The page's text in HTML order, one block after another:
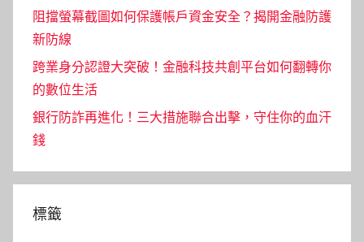
阻擋螢幕截圖如何保護帳戶資金安全？揭開金融防護
新防線
跨業身分認證大突破！金融科技共創平台如何翻轉你
的數位生活
銀行防詐再進化！三大措施聯合出擊，守住你的血汗
錢
標籤